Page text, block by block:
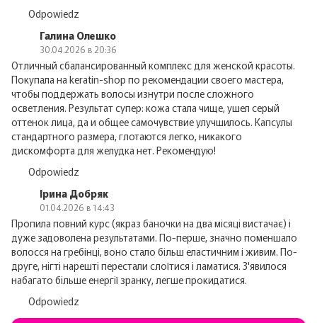
Odpowiedz
Галина Олешко
30.04.2026 в 20:36
Отличный сбалансированный комплекс для женской красоты.
Покупала на keratin-shop по рекомендации своего мастера,
чтобы поддержать волосы изнутри после сложного
осветления. Результат супер: кожа стала чище, ушел серый
оттенок лица, да и общее самочувствие улучшилось. Капсулы
стандартного размера, глотаются легко, никакого
дискомфорта для желудка нет. Рекомендую!
Odpowiedz
Ірина Добряк
01.04.2026 в 14:43
Пропила повний курс (якраз баночки на два місяці вистачає) і
дуже задоволена результатами. По-перше, значно поменшало
волосся на гребінці, воно стало більш еластичним і живим. По-
друге, нігті нарешті перестали слоїтися і ламатися. З'явилося
набагато більше енергії зранку, легше прокидатися.
Odpowiedz